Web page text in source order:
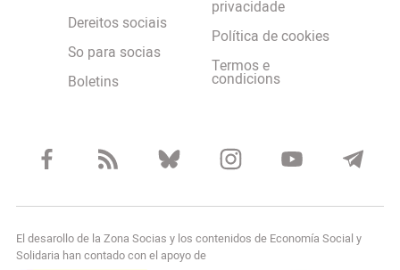
Dereitos sociais
So para socias
Boletins
privacidade
Política de cookies
Termos e
condicions
El desarollo de la Zona Socias y los contenidos de Economía Social y
Solidaria han contado con el apoyo de